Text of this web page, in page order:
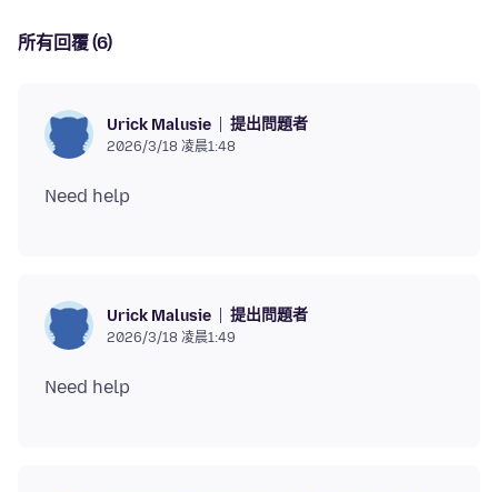
所有回覆 (6)
Urick Malusie 提出問題者
2026/3/18 凌晨1:48
Urick Malusie 提出問題者
2026/3/18 凌晨1:49